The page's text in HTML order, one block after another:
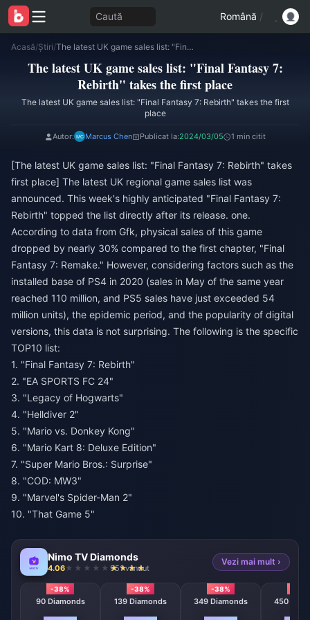
Caută Română /
Acasă/Știri/ The latest UK game sales list: "Final Fantasy 7: Rebirth" takes the first place
The latest UK game sales list: "Final Fantasy 7:
Rebirth" takes the first place
The latest UK game sales list: "Final Fantasy 7: Rebirth" takes the first
place
Autor: Marcus Chen Publicat la:2024/03/05 1 min citit
[The latest UK game sales list: "Final Fantasy 7: Rebirth" takes
first place] The latest UK regional game sales list was
announced. This week's highly anticipated "Final Fantasy 7:
Rebirth" topped the list directly after its release. one.
According to data from Gfk, physical sales of this game
dropped by nearly 30% compared to the first chapter, "Final
Fantasy 7: Remake." However, considering factors such as the
installed base of PS4 in 2020 (sales in May of the same year
reached 110 million, and PS5 sales have just exceeded 54
million units), the epidemic period, and the popularity of digital
versions, this data is not surprising. The following is the specific
TOP10 list:
1. "Final Fantasy 7: Rebirth"
2. "EA SPORTS FC 24"
3. "Legacy of Hogwarts"
4. "Helldiver 2"
5. "Mario vs. Donkey Kong"
6. "Mario Kart 8: Deluxe Edition"
7. "Super Mario Bros.: Surprise"
8. "COD: MW3"
9. "Marvel's Spider-Man 2"
10. "That Game 5"
Nimo TV Diamonds
4.06 951 vândut
Vezi mai mult ›
-38%
90 Diamonds
-38%
139 Diamonds
-38%
349 Diamonds 450